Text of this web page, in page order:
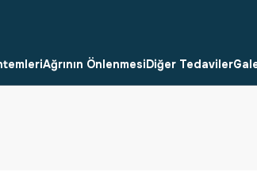
Ağrının ÖnlenmesiDiğer Tedaviler